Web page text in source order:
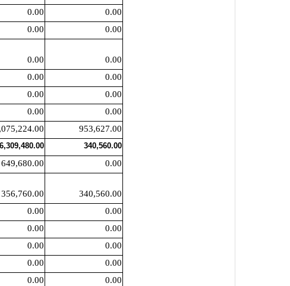
0.00
0.00
0.00
0.00
0.00
0.00
0.00
0.00
0.00
0.00
0.00
0.00
953,627.00
6,309,480.00 340,560.00
649,680.00
0.00
356,760.00
340,560.00
0.00
0.00
0.00
0.00
0.00
0.00
0.00
0.00
0.00
0.00